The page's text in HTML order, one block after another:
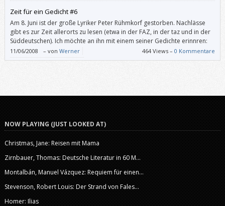
Zeit für ein Gedicht #6
Am 8. Juni ist der große Lyriker Peter Rühmkorf gestorben. Nachlässe
gibt es zur Zeit allerorts zu lesen (etwa in der FAZ, in der taz und in der
Süddeutschen). Ich möchte an ihn mit einem seiner Gedichte erinnren:
Elegie Gruß aus Köln – die bleiche Trauerkarte, die am Rand noch grad
die Fassung wahrt, würde- […]
11/06/2008 – von Werner 464 Views –0 Kommentare
NOW PLAYING (JUST LOOKED AT)
Christmas, Jane: Reisen mit Mama
Zirnbauer, Thomas: Deutsche Literatur in 60 M...
Montalbán, Manuel Vázquez: Requiem für einen...
Stevenson, Robert Louis: Der Strand von Fales...
Homer: Ilias